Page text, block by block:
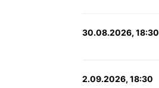
30.08.2026, 18:30
2.09.2026, 18:30